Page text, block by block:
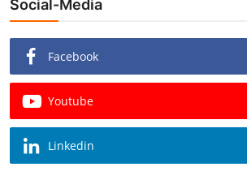
Social-Media
Facebook
Youtube
Linkedin